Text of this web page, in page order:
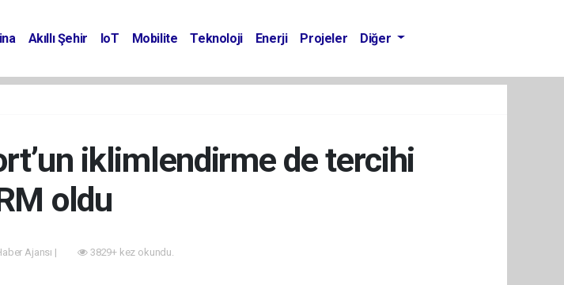
Akıllı Şehir IoT Mobilite Teknoloji Enerji Projeler Diğer
iklimlendirme de tercihi
oldu
Ajansı | 3829+ kez okundu.